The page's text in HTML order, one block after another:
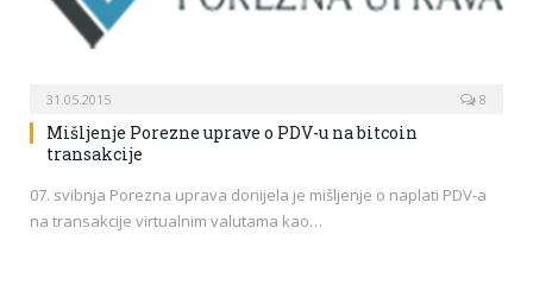
31.05.2015 8
Mišljenje Porezne uprave o PDV-u na bitcoin
transakcije
07. svibnja Porezna uprava donijela je mišljenje o naplati PDV-a
na transakcije virtualnim valutama kao…